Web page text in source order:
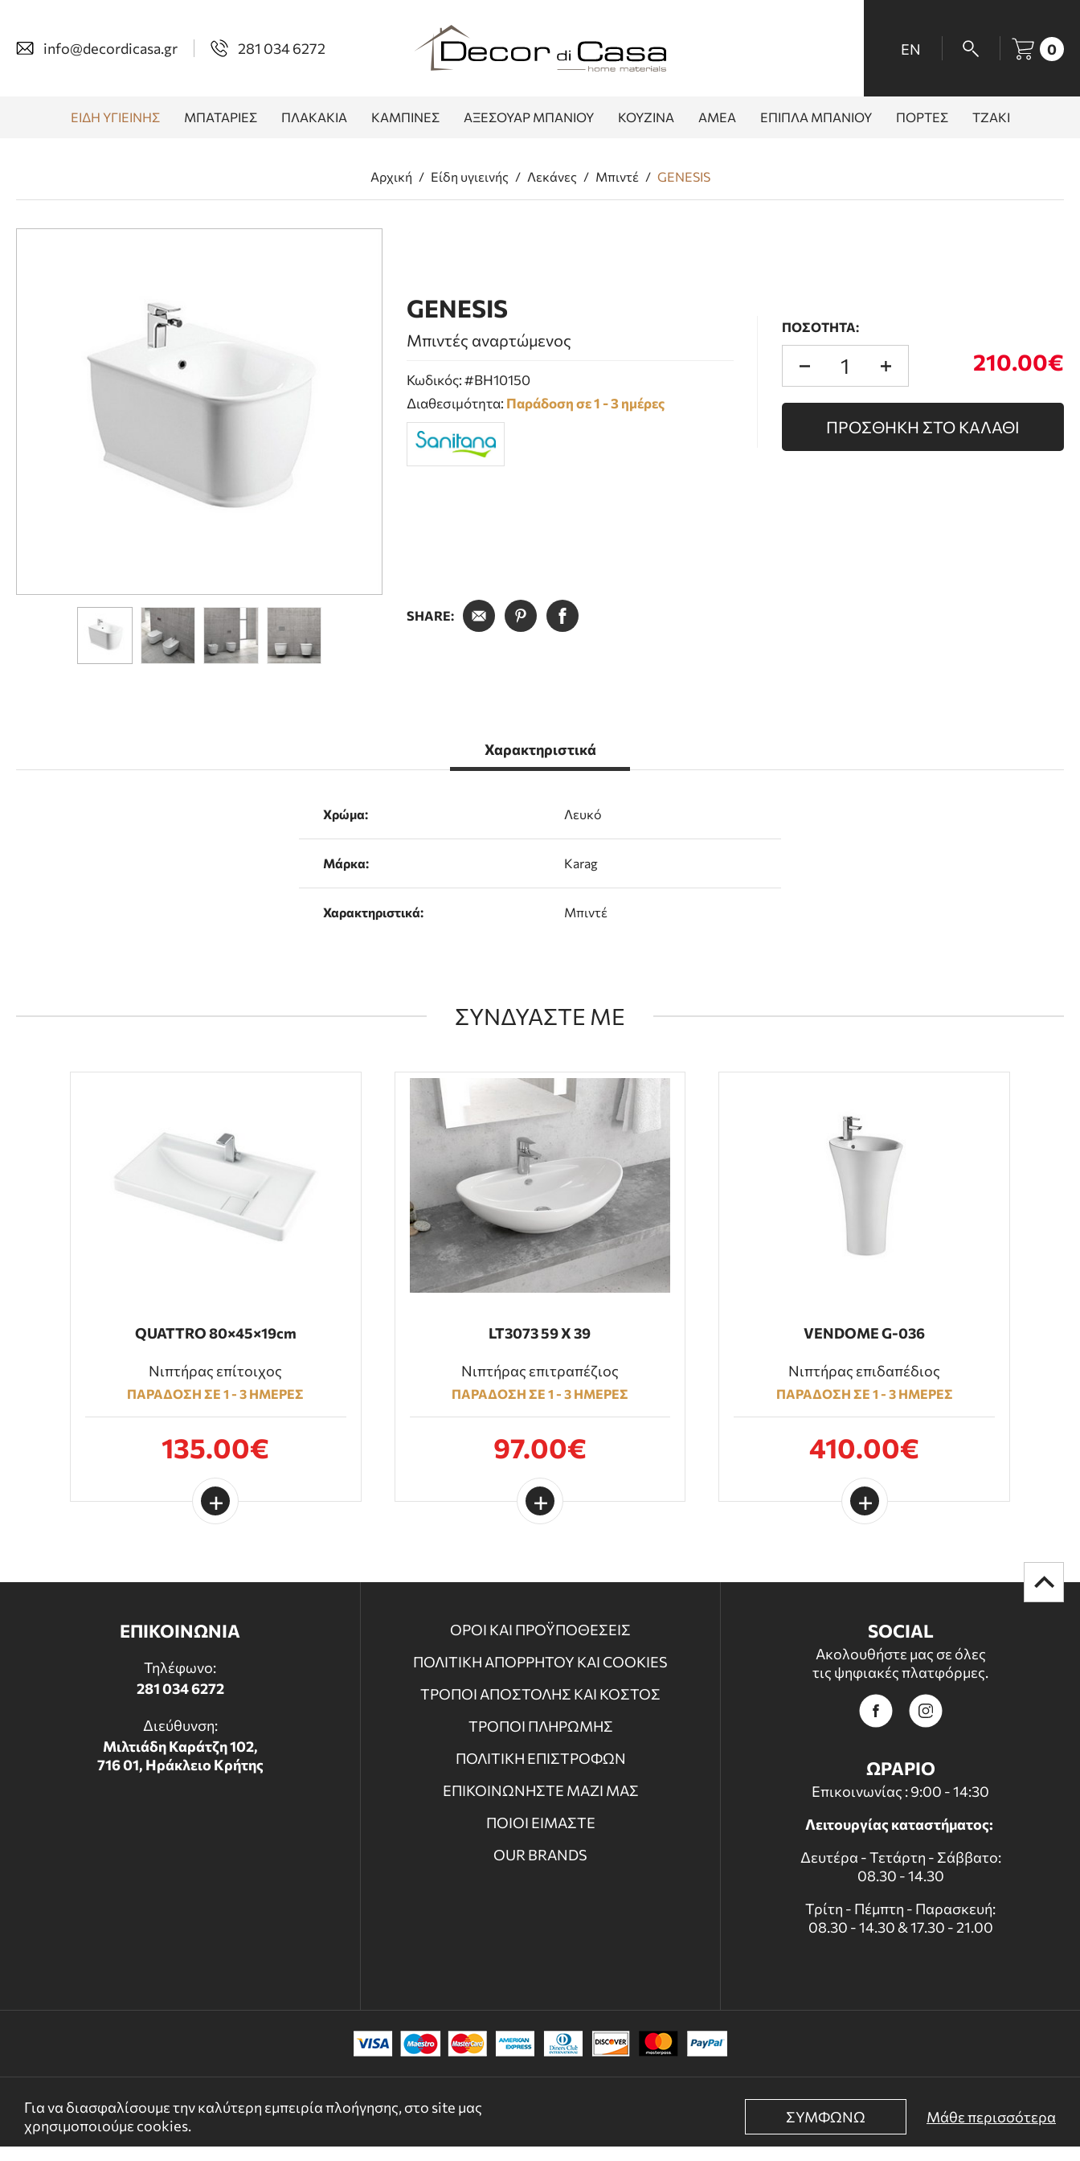
Για να διασφαλίσουμε την καλύτερη εμπειρία πλοήγησης, στο site μας
χρησιμοποιούμε cookies.
ΣΥΜΦΩΝΩ Μάθε περισσότερα
info@decordicasa.gr 281 034 6272 EN 0
ΕΙΔΗ ΥΓΙΕΙΝΗΣ ΜΠΑΤΑΡΙΕΣ ΠΛΑΚΑΚΙΑ ΚΑΜΠΙΝΕΣ ΑΞΕΣΟΥΑΡ ΜΠΑΝΙΟΥ ΚΟΥΖΙΝΑ ΑΜΕΑ ΕΠΙΠΛΑ ΜΠΑΝΙΟΥ ΠΟΡΤΕΣ ΤΖΑΚΙ
Αρχική / Είδη υγιεινής / Λεκάνες / Μπιντέ / GENESIS
GENESIS
Μπιντές αναρτώμενος
Κωδικός: #BH10150
Διαθεσιμότητα: Παράδοση σε 1 - 3 ημέρες
ΠΟΣΟΤΗΤΑ:
210.00€
ΠΡΟΣΘΗΚΗ ΣΤΟ ΚΑΛΑΘΙ
SHARE:
Χαρακτηριστικά
Χρώμα: Λευκό
Μάρκα: Karag
Χαρακτηριστικά: Μπιντέ
ΣΥΝΔΥΑΣΤΕ ΜΕ
QUATTRO 80×45×19cm
Νιπτήρας επίτοιχος
ΠΑΡΑΔΟΣΗ ΣΕ 1 - 3 ΗΜΕΡΕΣ
135.00€
LT3073 59 X 39
Νιπτήρας επιτραπέζιος
ΠΑΡΑΔΟΣΗ ΣΕ 1 - 3 ΗΜΕΡΕΣ
97.00€
VENDOME G-036
Νιπτήρας επιδαπέδιος
ΠΑΡΑΔΟΣΗ ΣΕ 1 - 3 ΗΜΕΡΕΣ
410.00€
ΕΠΙΚΟΙΝΩΝΙΑ
Τηλέφωνο:
281 034 6272
Διεύθυνση:
Μιλτιάδη Καράτζη 102,
716 01, Ηράκλειο Κρήτης
ΟΡΟΙ ΚΑΙ ΠΡΟΫΠΟΘΕΣΕΙΣ
ΠΟΛΙΤΙΚΗ ΑΠΟΡΡΗΤΟΥ ΚΑΙ COOKIES
ΤΡΟΠΟΙ ΑΠΟΣΤΟΛΗΣ ΚΑΙ ΚΟΣΤΟΣ
ΤΡΟΠΟΙ ΠΛΗΡΩΜΗΣ
ΠΟΛΙΤΙΚΗ ΕΠΙΣΤΡΟΦΩΝ
ΕΠΙΚΟΙΝΩΝΗΣΤΕ ΜΑΖΙ ΜΑΣ
ΠΟΙΟΙ ΕΙΜΑΣΤΕ
OUR BRANDS
SOCIAL
Ακολουθήστε μας σε όλες
τις ψηφιακές πλατφόρμες.
ΩΡΑΡΙΟ
Επικοινωνίας : 9:00 - 14:30
Λειτουργίας καταστήματος:
Δευτέρα - Τετάρτη - Σάββατο:
08.30 - 14.30
Τρίτη - Πέμπτη - Παρασκευή:
08.30 - 14.30 & 17.30 - 21.00
© 2022 - 2026 DECORDICASA.GR - ALL RIGHTS RESERVED